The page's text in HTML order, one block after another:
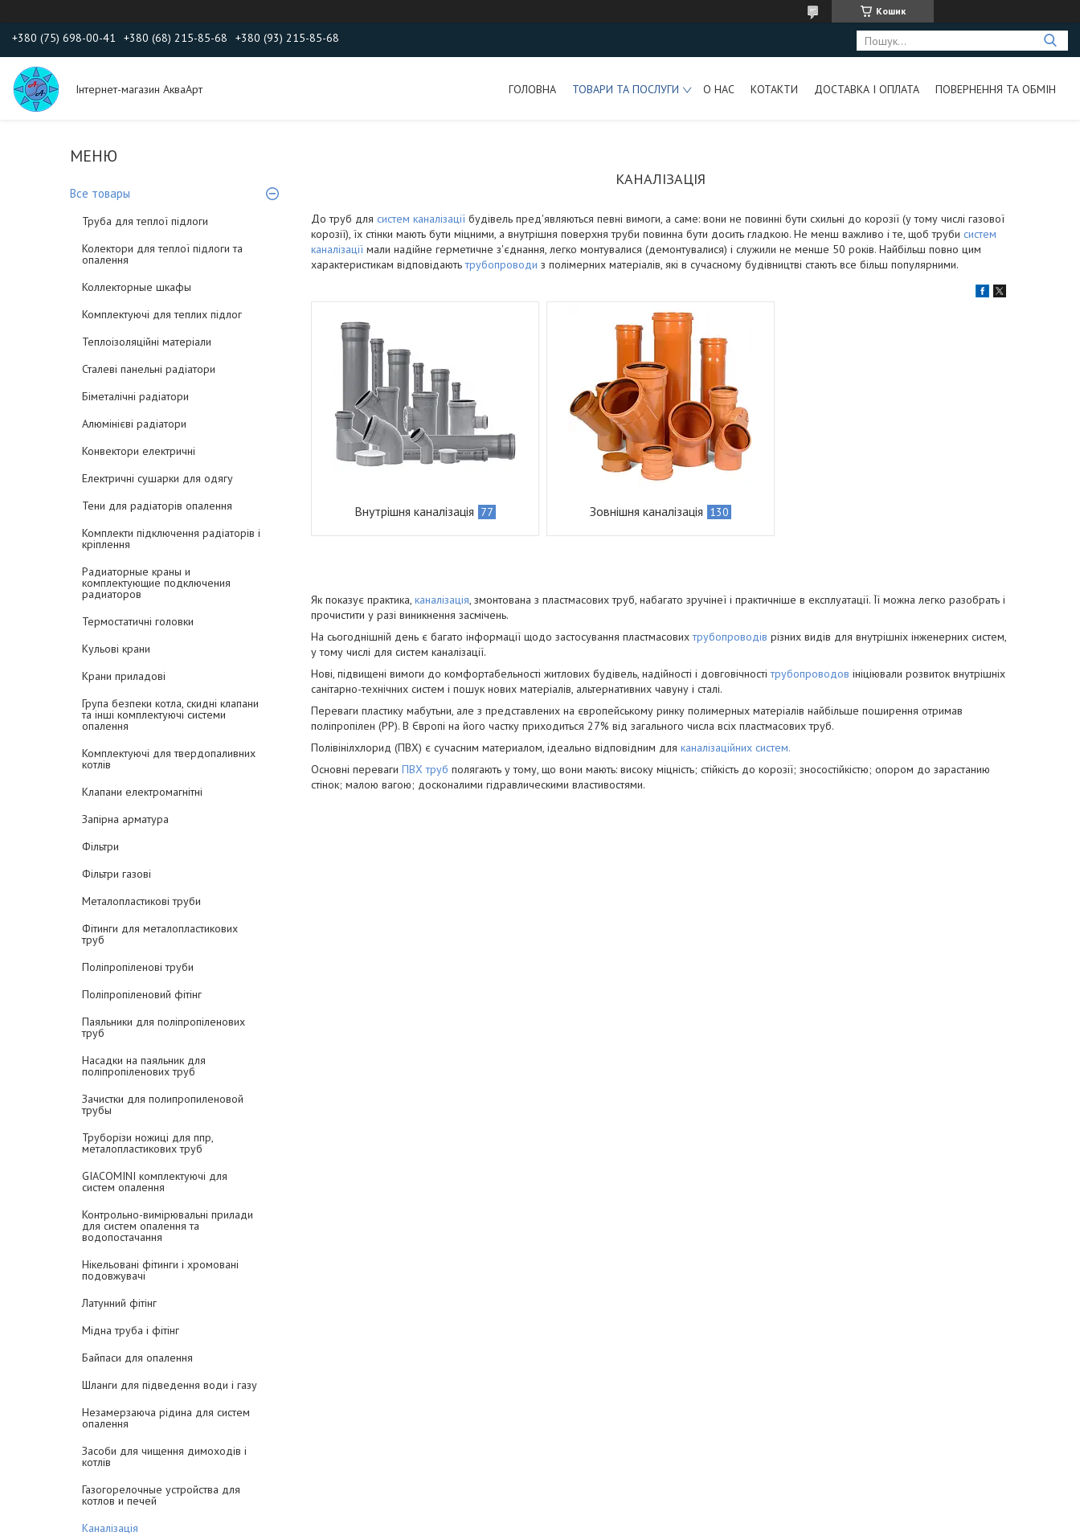
Кошик
+380 (75) 698-00-41 +380 (68) 215-85-68 +380 (93) 215-85-68
Інтернет-магазин АкваАрт ГОЛОВНА ТОВАРИ ТА ПОСЛУГИ О НАС КОТАКТИ ДОСТАВКА І ОПЛАТА ПОВЕРНЕННЯ ТА ОБМІН
Все товары
Труба для теплої підлоги
Колектори для теплої підлоги та
опалення
Коллекторные шкафы
Комплектуючі для теплих підлог
Теплоізоляційні матеріали
Сталеві панельні радіатори
Біметалічні радіатори
Алюмінієві радіатори
Конвектори електричні
Електричні сушарки для одягу
Тени для радіаторів опалення
Комплекти підключення радіаторів і
кріплення
Радиаторные краны и
комплектующие подключения
радиаторов
Термостатичні головки
Кульові крани
Крани приладові
Група безпеки котла, скидні клапани
та інші комплектуючі системи
опалення
Комплектуючі для твердопаливних
котлів
Клапани електромагнітні
Запірна арматура
Фільтри
Фільтри газові
Металопластикові труби
Фітинги для металопластикових
труб
Поліпропіленові труби
Поліпропіленовий фітінг
Паяльники для поліпропіленових
труб
Насадки на паяльник для
поліпропіленових труб
Зачистки для полипропиленовой
трубы
Труборізи ножиці для ппр,
металопластикових труб
GIACOMINI комплектуючі для
систем опалення
Контрольно-вимірювальні прилади
для систем опалення та
водопостачання
Нікельовані фітинги і хромовані
подовжувачі
Латунний фітінг
Мідна труба і фітінг
Байпаси для опалення
Шланги для підведення води і газу
Незамерзаюча рідина для систем
опалення
Засоби для чищення димоходів і
котлів
Газогорелочные устройства для
котлов и печей
Каналізація
КАНАЛІЗАЦІЯ
До труб для систем каналізації будівель пред'являються певні вимоги, а саме: вони не повинні бути схильні до корозії (у тому числі газової
корозії), їх стінки мають бути міцними, а внутрішня поверхня труби повинна бути досить гладкою. Не менш важливо і те, щоб труби систем
каналізації мали надійне герметичне з'єднання, легко монтувалися (демонтувалися) і служили не менше 50 років. Найбільш повно цим
характеристикам відповідаютьтрубопроводи з полімерних матеріалів, які в сучасному будівництві стають все більш популярними.
Внутрішня каналізація 77 Зовнішня каналізація 130
Як показує практика, каналізація, змонтована з пластмасових труб, набагато зручі­неї і практичніше в експлуатації. Її можна легко ра­зобрать і
прочистити у разі виникнення засмічень.
На сьогоднішній день є багато інформації щодо застосування пластмасовихтрубопроводів різних видів для внутрішніх інженерних систем,
у тому числі для систем каналізації.
Нові, підвищені вимоги до комфортабель­ності житлових будівель, надійності і довговічностітру­бопроводов ініціювали розвиток внутрішніх
санітарно-технічних систем і пошук нових матеріалів, альтернативних чавуну і сталі.
Переваги пластику мабуть­ни, але з представлених на європейському ринку по­лимерных матеріалів найбільше поширення отримав
поліпропілен (РР). В Європі на його частку при­ходиться 27% від загального числа всіх пластмасових труб.
Полівінілхлорид (ПВХ) є сучасним ма­териалом, ідеально відповідним для каналізаційних систем.
Основні переваги ПВХ труб полягають у тому, що вони мають: високу міцність; стійкість до корозії; зносостійкістю; опором до за­растанию
стінок; малою вагою; досконалими гід­равлическими властивостями.